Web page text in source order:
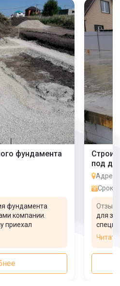
фундамента
фундамента
компании.
приехал
цену и план
тип
сделали
под
Адрес:
Сроки:
Отзыв:
для